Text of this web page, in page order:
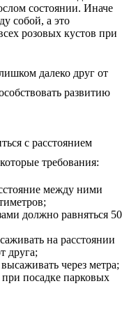
состоянии. Иначе
собой, а это
розовых кустов при
далеко друг от
развитию
с расстоянием
требования:
между ними
должно равняться 50
на расстоянии
друга;
через метра;
посадке парковых